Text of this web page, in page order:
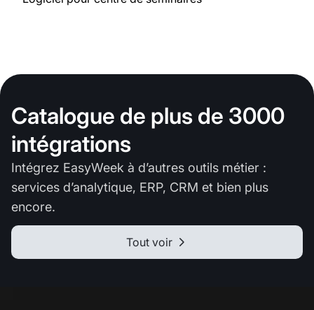
Catalogue de plus de 3000
intégrations
Intégrez EasyWeek à d’autres outils métier :
services d’analytique, ERP, CRM et bien plus
encore.
Tout voir